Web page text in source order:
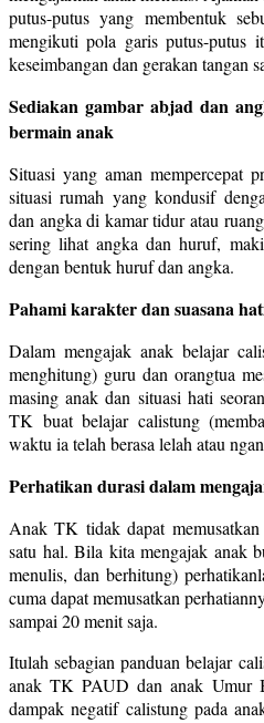
putus-putus yang membentuk
mengikuti pola garis putus-putus
keseimbangan dan gerakan tangan
Sediakan gambar abjad dan
bermain anak
Situasi yang aman mempercepat
situasi rumah yang kondusif
dan angka di kamar tidur atau
sering lihat angka dan huruf,
dengan bentuk huruf dan angka.
Pahami karakter dan suasana
Dalam mengajak anak belajar
menghitung) guru dan orangtua
masing anak dan situasi hati
TK buat belajar calistung
waktu ia telah berasa lelah atau
Perhatikan durasi dalam
Anak TK tidak dapat
satu hal. Bila kita mengajak anak
menulis, dan berhitung)
cuma dapat memusatkan
sampai 20 menit saja.
Itulah sebagian panduan belajar
anak TK PAUD dan anak Umur
dampak negatif calistung pada